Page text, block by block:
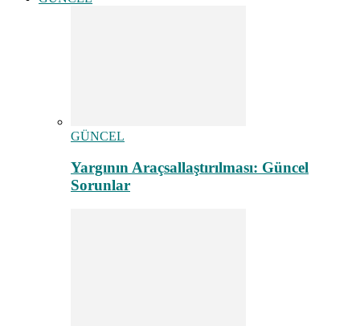
GÜNCEL
Yargının Araçsallaştırılması: Güncel
Sorunlar